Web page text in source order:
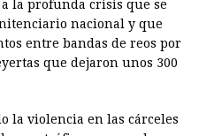
la profunda crisis que se
nacional y que
entre bandas de reos por
que dejaron unos 300
la violencia en las cárceles